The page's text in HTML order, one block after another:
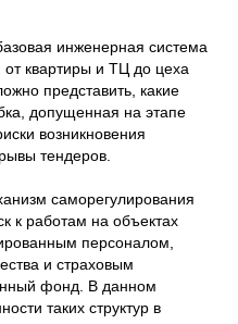
инженерная система
квартиры и ТЦ до цеха
представить, какие
допущенная на этапе
возникновения
тендеров.
саморегулирования
к работам на объектах
персоналом,
и страховым
фонд. В данном
таких структур в